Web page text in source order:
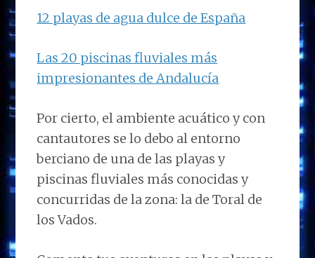
12 playas de agua dulce de España
Las 20 piscinas fluviales más
impresionantes de Andalucía
Por cierto, el ambiente acuático y con
cantautores se lo debo al entorno
berciano de una de las playas y
piscinas fluviales más conocidas y
concurridas de la zona: la de Toral de
los Vados.